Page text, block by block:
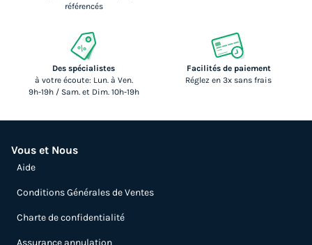
référencés
Des spécialistes
à votre écoute: Lun. à Ven.
9h-19h / Sam. et Dim. 10h-19h
Facilités de paiement
Réglez en 3x sans frais
Vous et Nous
Aide
Conditions Générales de Ventes
Charte de confidentialité
Assurance annulation